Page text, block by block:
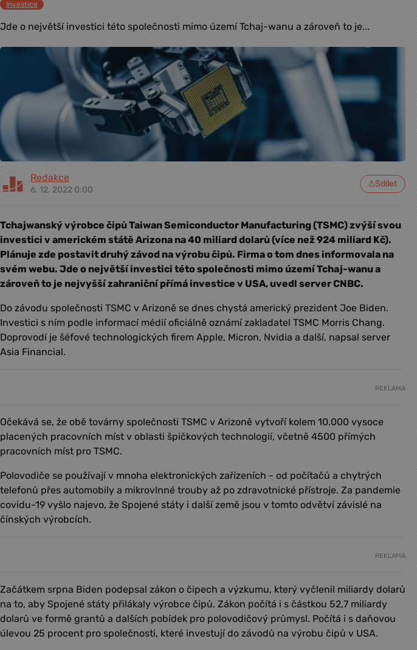
Investice
Jde o největší investici této společnosti mimo území Tchaj-wanu a zároveň to je...
Redakce
6. 12. 2022 0:00
Sdílet
Tchajwanský výrobce čipů Taiwan Semiconductor Manufacturing (TSMC) zvýší svou
investici v americkém státě Arizona na 40 miliard dolarů (více než 924 miliard Kč).
Plánuje zde postavit druhý závod na výrobu čipů. Firma o tom dnes informovala na
svém webu. Jde o největší investici této společnosti mimo území Tchaj-wanu a
zároveň to je nejvyšší zahraniční přímá investice v USA, uvedl server CNBC.
Do závodu společnosti TSMC v Arizoně se dnes chystá americký prezident Joe Biden.
Investici s ním podle informací médií oficiálně oznámí zakladatel TSMC Morris Chang.
Doprovodí je šéfové technologických firem Apple, Micron, Nvidia a další, napsal server
Asia Financial.
REKLAMA
Očekává se, že obě továrny společnosti TSMC v Arizoně vytvoří kolem 10.000 vysoce
placených pracovních míst v oblasti špičkových technologií, včetně 4500 přímých
pracovních míst pro TSMC.
Polovodiče se používají v mnoha elektronických zařízeních - od počítačů a chytrých
telefonů přes automobily a mikrovlnné trouby až po zdravotnické přístroje. Za pandemie
covidu-19 vyšlo najevo, že Spojené státy i další země jsou v tomto odvětví závislé na
čínských výrobcích.
REKLAMA
Začátkem srpna Biden podepsal zákon o čipech a výzkumu, který vyčlenil miliardy dolarů
na to, aby Spojené státy přilákaly výrobce čipů. Zákon počítá i s částkou 52,7 miliardy
dolarů ve formě grantů a dalších pobídek pro polovodičový průmysl. Počítá i s daňovou
úlevou 25 procent pro společnosti, které investují do závodů na výrobu čipů v USA.